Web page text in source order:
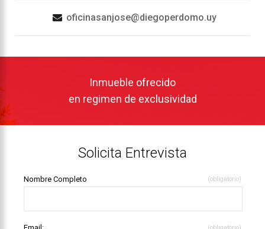
oficinasanjose@diegoperdomo.uy
Inmueble ofrecido
en regimen de exclusividad
Solicita Entrevista
Nombre Completo (obligatorio)
(obligatorio)